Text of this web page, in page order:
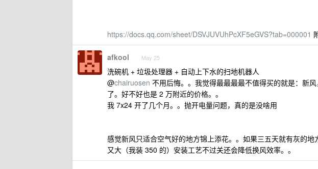
https://docs.qq.com/sheet/DSVJUVUhPcXF5eGVS?tab=000001
afkool May 25
洗碗机 + 垃圾处理器 + 自动上下水的扫地机器人
@chairuosen 不用后悔。。我觉得最最最最不值得买的就是：新
了。好不好也是 2 万附近的价格。。
我 7x24 开了几个月。。抛开电量问题，真的是没啥用
感觉新风只适合空气好的地方锦上添花。。如果三五天就有灰的
又大（我装 350 的）安装工艺不过关还会降低换风效率。。